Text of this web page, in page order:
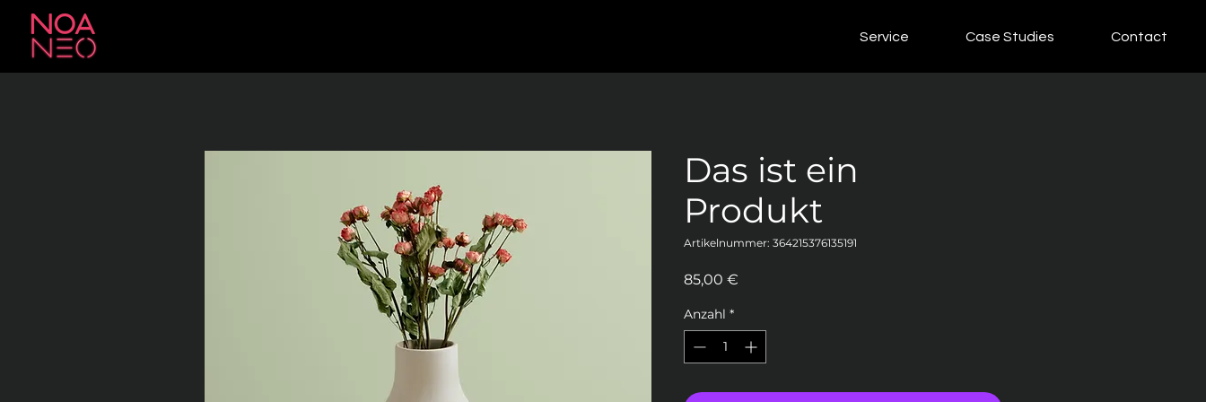
Service Case Studies Contact
Das ist ein
Produkt
Artikelnummer: 364215376135191
85,00 €
Anzahl *